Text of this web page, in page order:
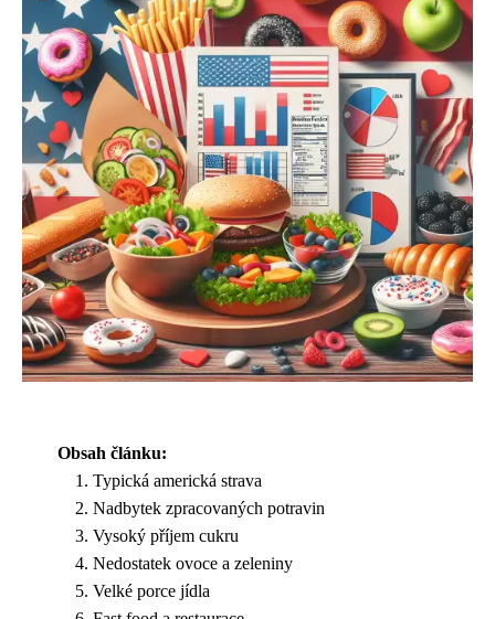
Obsah článku:
Typická americká strava
Nadbytek zpracovaných potravin
Vysoký příjem cukru
Nedostatek ovoce a zeleniny
Velké porce jídla